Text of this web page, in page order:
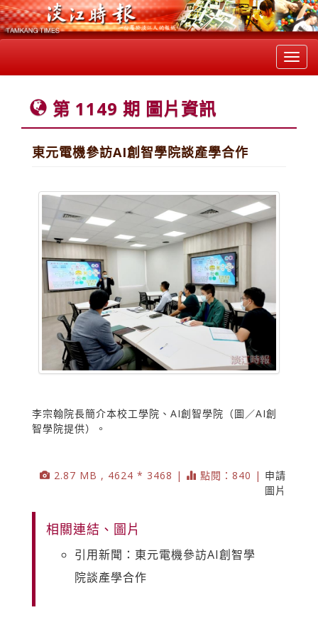
第 1149 期 圖片資訊
東元電機參訪AI創智學院談產學合作
李宗翰院長簡介本校工學院、AI創智學院（圖／AI創
智學院提供）。
2.87 MB , 4624 * 3468 | 點閱：840 | 申請
圖片
相關連結、圖片
引用新聞：東元電機參訪AI創智學
院談產學合作